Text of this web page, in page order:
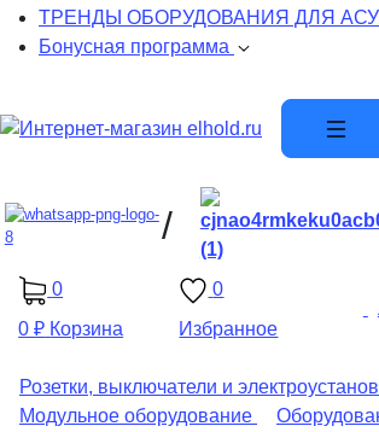
ТРЕНДЫ ОБОРУДОВАНИЯ ДЛЯ АСУ
Бонусная программа
/
0
0 ₽ Корзина
0
Избранное
Розетки, выключатели и
Модульное оборудование